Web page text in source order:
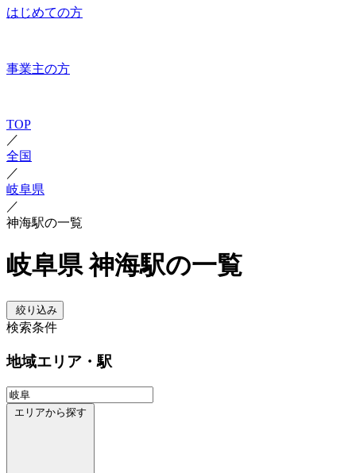
はじめての方
事業主の方
TOP
／
全国
／
岐阜県
／
神海駅の一覧
岐阜県 神海駅の一覧
絞り込み
検索条件
地域エリア・駅
エリアから探す